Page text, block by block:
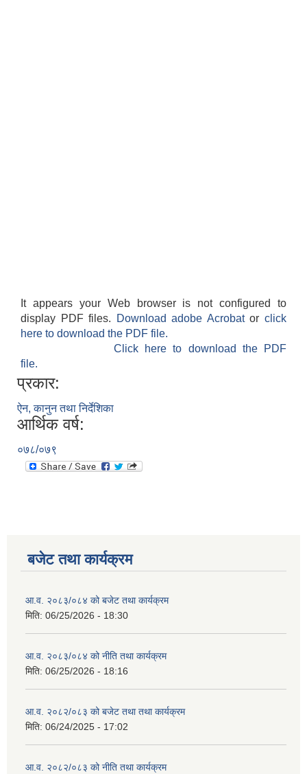
It appears your Web browser is not configured to
display PDF files.
Download adobe Acrobatorclick
here to download the PDF file.
Click here to download the PDF
file.
प्रकार:
ऐन, कानुन तथा निर्देशिका
आर्थिक वर्ष:
०७८/०७९
बजेट तथा कार्यक्रम
आ.व. २०८३/०८४ को बजेट तथा कार्यक्रम
मिति: 06/25/2026 - 18:30
आ.व. २०८३/०८४ को नीति तथा कार्यक्रम
मिति: 06/25/2026 - 18:16
आ.व. २०८२/०८३ को बजेट तथा तथा कार्यक्रम
मिति: 06/24/2025 - 17:02
आ.व. २०८२/०८३ को नीति तथा कार्यक्रम